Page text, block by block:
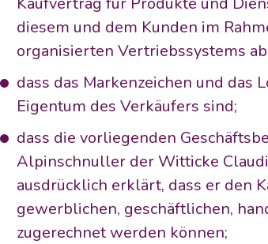
diesem und dem Kunden im
organisierten Vertriebssystems
dass das Markenzeichen und das
Eigentum des Verkäufers sind;
dass die vorliegenden
Alpinschnuller der Witticke
ausdrücklich erklärt, dass er den
gewerblichen, geschäftlichen,
zugerechnet werden können;